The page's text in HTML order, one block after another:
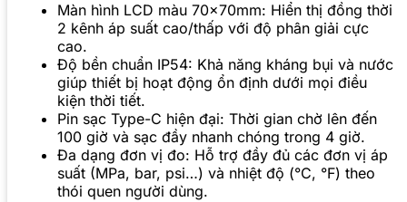
Màn hình LCD màu 70x70mm: Hiển thị đồng thời
2 kênh áp suất cao/thấp với độ phân giải cực
cao.
Độ bền chuẩn IP54: Khả năng kháng bụi và nước
giúp thiết bị hoạt động ổn định dưới mọi điều
kiện thời tiết.
Pin sạc Type-C hiện đại: Thời gian chờ lên đến
100 giờ và sạc đầy nhanh chóng trong 4 giờ.
Đa dạng đơn vị đo: Hỗ trợ đầy đủ các đơn vị áp
suất (MPa, bar, psi…) và nhiệt độ (°C, °F) theo
thói quen người dùng.